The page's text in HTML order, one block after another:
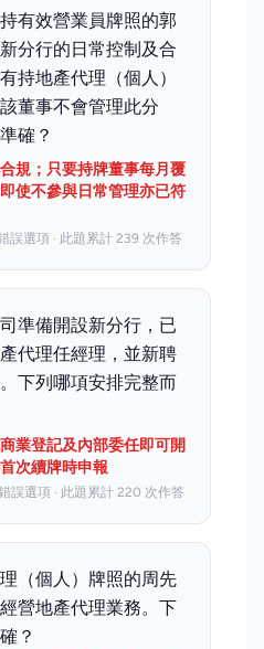
有效營業員牌照的郭
分行的日常控制及合
持地產代理（個人）
董事不會管理此分
確？
規；只要持牌董事每月覆
使不參與日常管理亦已符
誤選項 · 此題累計 239 次作答
準備開設新分行，已
代理任經理，並新聘
下列哪項安排完整而
業登記及內部委任即可開
次續牌時申報
誤選項 · 此題累計 220 次作答
（個人）牌照的周先
營地產代理業務。下
？